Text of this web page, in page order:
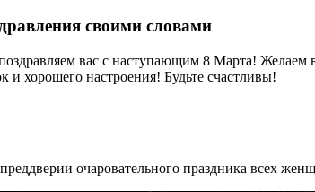
своими словами
вас с наступающим 8 Марта! Желаем
и хорошего настроения! Будьте счастливы!
очаровательного праздника всех